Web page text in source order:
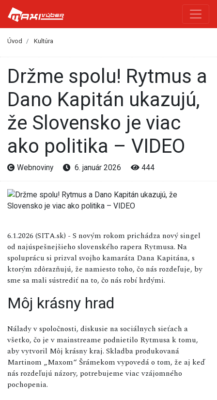
Úvod Kultúra
Držme spolu! Rytmus a
Dano Kapitán ukazujú,
že Slovensko je viac
ako politika – VIDEO
Webnoviny 6. január 2026 444
6.1.2026 (SITA.sk) - S novým rokom prichádza nový singel
od najúspešnejšieho slovenského rapera Rytmusa. Na
spoluprácu si prizval svojho kamaráta Dana Kapitána, s
ktorým zdôrazňujú, že namiesto toho, čo nás rozdeľuje, by
sme sa mali sústrediť na to, čo nás robí hrdými.
Môj krásny hrad
Nálady v spoločnosti, diskusie na sociálnych sieťach a
všetko, čo je v mainstreame podnietilo Rytmusa k tomu,
aby vytvoril Môj krásny kraj. Skladba produkovaná
Martinom „Maxom“ Šrámekom vypovedá o tom, že aj keď
nás rozdeľujú názory, potrebujeme viac vzájomného
pochopenia.